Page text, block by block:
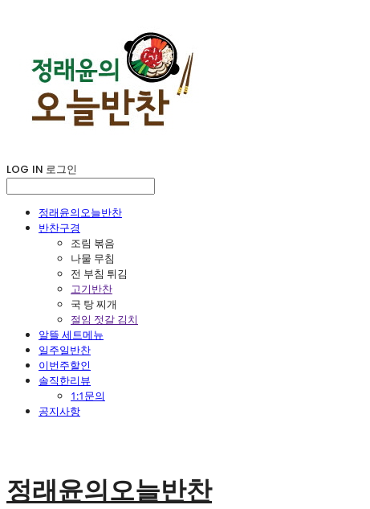
LOG IN 로그인
정래윤의오늘반찬
반찬구경
조림 볶음
나물 무침
전 부침 튀김
고기반찬
국 탕 찌개
절임 젓갈 김치
알뜰 세트메뉴
일주일반찬
이번주할인
솔직한리뷰
1:1문의
공지사항
정래윤의오늘반찬